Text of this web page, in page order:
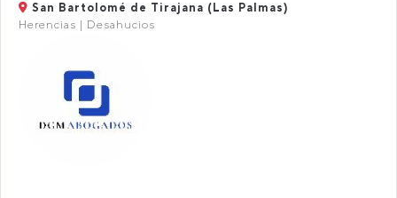
San Bartolomé de Tirajana (Las Palmas)
Herencias | Desahucios